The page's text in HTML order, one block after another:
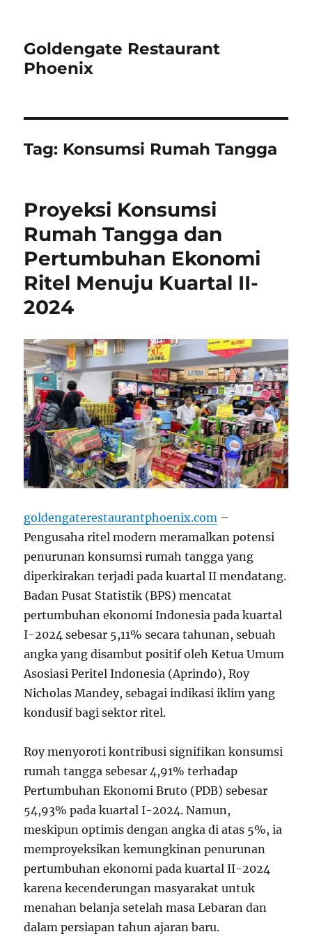
Goldengate Restaurant
Phoenix
Tag: Konsumsi Rumah Tangga
Proyeksi Konsumsi
Rumah Tangga dan
Pertumbuhan Ekonomi
Ritel Menuju Kuartal II-
2024
goldengaterestaurantphoenix.com –
Pengusaha ritel modern meramalkan potensi
penurunan konsumsi rumah tangga yang
diperkirakan terjadi pada kuartal II mendatang.
Badan Pusat Statistik (BPS) mencatat
pertumbuhan ekonomi Indonesia pada kuartal
I-2024 sebesar 5,11% secara tahunan, sebuah
angka yang disambut positif oleh Ketua Umum
Asosiasi Peritel Indonesia (Aprindo), Roy
Nicholas Mandey, sebagai indikasi iklim yang
kondusif bagi sektor ritel.
Roy menyoroti kontribusi signifikan konsumsi
rumah tangga sebesar 4,91% terhadap
Pertumbuhan Ekonomi Bruto (PDB) sebesar
54,93% pada kuartal I-2024. Namun,
meskipun optimis dengan angka di atas 5%, ia
memproyeksikan kemungkinan penurunan
pertumbuhan ekonomi pada kuartal II-2024
karena kecenderungan masyarakat untuk
menahan belanja setelah masa Lebaran dan
dalam persiapan tahun ajaran baru.